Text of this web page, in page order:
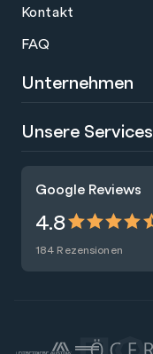
Google Reviews
4.8
184 Rezensionen
Kontakt
FAQ
Unternehmen
Über uns
Presse
Nachhaltigkeit
Blog
Unsere Services
Raummiete